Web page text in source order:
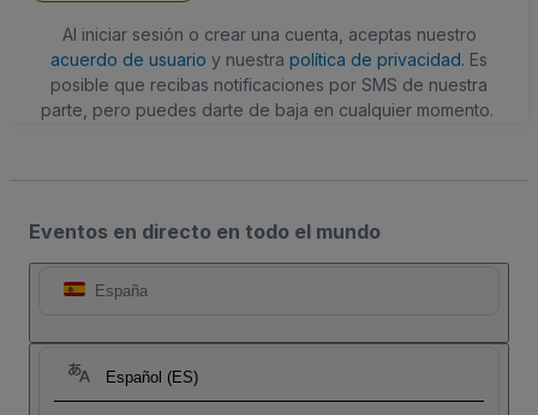
Al iniciar sesión o crear una cuenta, aceptas nuestro
acuerdo de usuario y nuestra política de privacidad. Es
posible que recibas notificaciones por SMS de nuestra
parte, pero puedes darte de baja en cualquier momento.
Eventos en directo en todo el mundo
España
Español (ES)